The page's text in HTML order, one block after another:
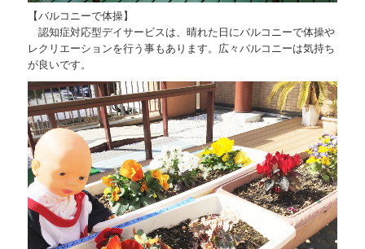
1日の過ごし方
ギャラリー
花実 静華庵
1日の過ごし方
ギャラリー
資料ダウンロード
運営会社
【バルコニーで体操】
認知症対応型デイサービスは、晴れた日にバルコニーで体操や
レクリエーションを行う事もあります。広々バルコニーは気持ち
が良いです。